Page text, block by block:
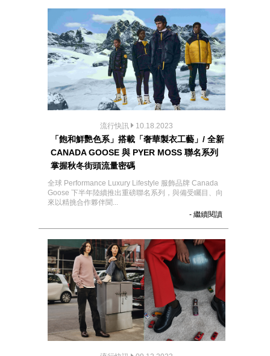
流行快訊 10.18.2023
「飽和鮮艷色系」搭載「奢華製衣工藝」/ 全新
CANADA GOOSE 與 PYER MOSS 聯名系列
掌握秋冬街頭流量密碼
全球 Performance Luxury Lifestyle 服飾品牌 Canada
Goose 下半年陸續推出重磅聯名系列，與備受矚目、向
來以精挑合作夥伴聞...
- 繼續閱讀